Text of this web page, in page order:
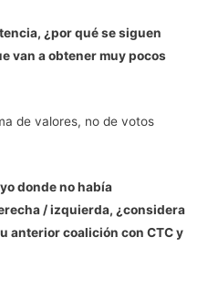
¿por qué se siguen
van a obtener muy pocos
de valores, no de votos
donde no había
/ izquierda, ¿considera
anterior coalición con CTC y